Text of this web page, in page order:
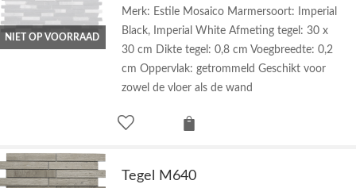
NIET OP VOORRAAD
Merk: Estile Mosaico Marmersoort: Imperial
Black, Imperial White Afmeting tegel: 30 x
30 cm Dikte tegel: 0,8 cm Voegbreedte: 0,2
cm Oppervlak: getrommeld Geschikt voor
zowel de vloer als de wand
Tegel M640